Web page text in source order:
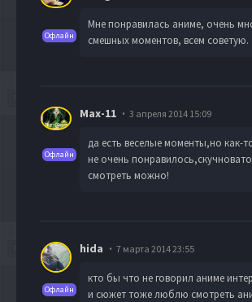
Офлайн
Мне понравилась аниме, очень
смешных моментов, всем советую.
Офлайн
Max-11 3 апреля 2014 15:09
да есть веселые моменты,но как-
не очень
смотреть можно!
Офлайн
hida 7 марта 2014 23:55
кто бы что не говорил аниме
и сюжет тоже люблю смотреть